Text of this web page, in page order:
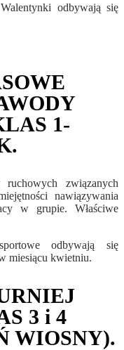
odbywają się
1-
ruchowych związanych
nawiązywania
w grupie. Właściwe
odbywają się
miesiącu kwietniu.
3 i 4
WIOSNY).